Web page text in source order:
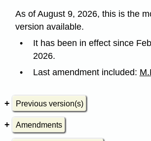
As of August 9, 2026, this is the
version available.
It has been in effect since
2026.
Last amendment included:
Previous version(s)
Amendments